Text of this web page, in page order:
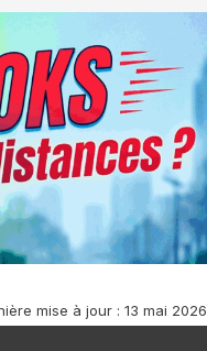
mise à jour : 13 mai 2026